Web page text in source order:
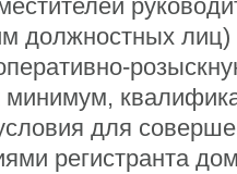
должностных лиц)
минимум,
для
регистранта